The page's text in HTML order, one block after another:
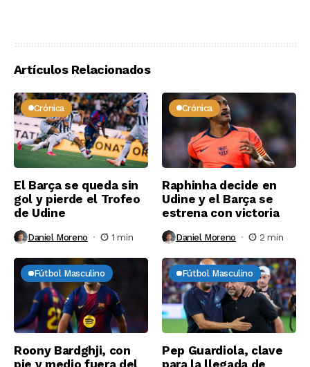
Artículos Relacionados
Crónica
El Barça se queda sin
gol y pierde el Trofeo
de Udine
Daniel Moreno 1 min
Crónica
Raphinha decide en
Udine y el Barça se
estrena con victoria
Daniel Moreno 2 min
Fútbol Masculino
Roony Bardghji, con
Fútbol Masculino
Pep Guardiola, clave